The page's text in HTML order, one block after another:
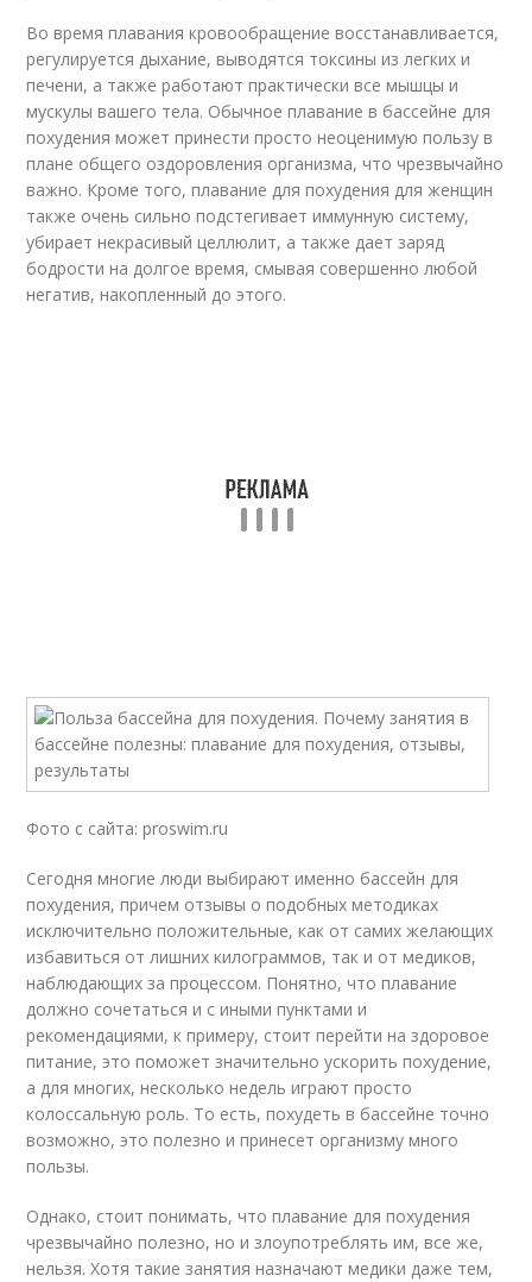
Во время плавания кровообращение восстанавливается,
регулируется дыхание, выводятся токсины из легких и
печени, а также работают практически все мышцы и
мускулы вашего тела. Обычное плавание в бассейне для
похудения может принести просто неоценимую пользу в
плане общего оздоровления организма, что чрезвычайно
важно. Кроме того, плавание для похудения для женщин
также очень сильно подстегивает иммунную систему,
убирает некрасивый целлюлит, а также дает заряд
бодрости на долгое время, смывая совершенно любой
негатив, накопленный до этого.
Фото с сайта: proswim.ru
Сегодня многие люди выбирают именно бассейн для
похудения, причем отзывы о подобных методиках
исключительно положительные, как от самих желающих
избавиться от лишних килограммов, так и от медиков,
наблюдающих за процессом. Понятно, что плавание
должно сочетаться и с иными пунктами и
рекомендациями, к примеру, стоит перейти на здоровое
питание, это поможет значительно ускорить похудение,
а для многих, несколько недель играют просто
колоссальную роль. То есть, похудеть в бассейне точно
возможно, это полезно и принесет организму много
пользы.
Однако, стоит понимать, что плавание для похудения
чрезвычайно полезно, но и злоупотреблять им, все же,
нельзя. Хотя такие занятия назначают медики даже тем,